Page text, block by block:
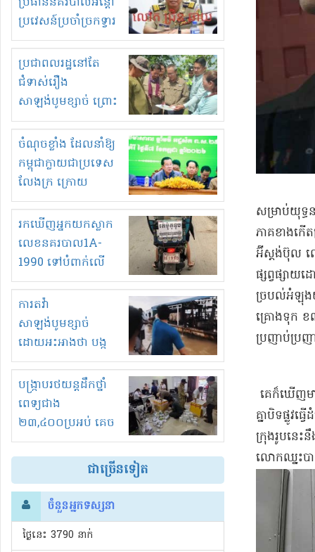
ប្រវេសន៍ប្រចាំច្រកទ្វារ
ព្រំដែនភ្នំឌិន និងឈ្មួញ
មួយចំនួនទៀត
កំពង់តែគុបគិតគ្នា
ធ្វើសកម្មភាពរកស៊ីនិង
ស្តុកទំនិញគេចពន្ធ?
ប្រជាពលរដ្ឋនៅតែ
ជំទាស់រឿង
សាឡង់បូមខ្សាច់ ព្រោះ
ខ្លាចបាក់ច្រាំងទៀត!
ចំណុចខ្លាំង ដែលនាំឱ្យ
កម្ពុជាក្លាយជាប្រទេស
លែងក្រ ក្រោយ
ឆ្នាំ២០៣០
រកឃើញអ្នកយកស្លាក
លេខនគរបាល1A-
1990 ទៅបំពាក់លើ
ម៉ូតូរបស់ខ្លួន ដាកផ្លាក
រត់ឌុបហើយ
ការតវ៉ា
សាឡង់បូមខ្សាច់
ដោយអះអាងថា បង្ក
បាក់ច្រាំងទន្លេ និង
រំខានទាំងយប់ទាំងថ្ងៃ
បង្ក្រាបរថយន្តដឹកថ្នាំ
ពេទ្យជាង
២៣,៤០០ប្រអប់ គេច
ពន្ធនិងអត់ច្បាប់នាំ
ចូល!?
ជាច្រើនទៀត
ចំនួនអ្នកទស្សនា
ថ្ងៃនេះ​ 3790 នាក់
សម្រាប់​យុទ្ធ
ភាគ​ខាងកើ
អ៊ី​ស្តង់​ប៊ុល
ផ្សព្វផ្សាយ​
ច្របល់​អំឡុង​យុ
គ្រោងទុក ខ
ប្រញាប់ប្រញ
គេ​ក៏​ឃើញ​ម
គ្នា​បិទផ្លូវ​
ក្រុង​រូបនេះ​
លោក​ឈ្នះ​បា